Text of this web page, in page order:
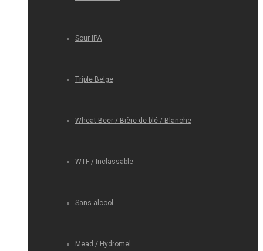
Sour IPA
Triple Belge
Wheat Beer / Bière de blé / Blanche
WTF / Inclassable
Sans alcool
Mead / Hydromel